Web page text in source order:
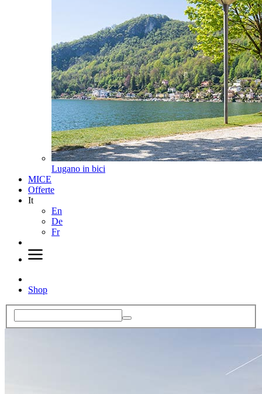
Lugano in bici
MICE
Offerte
It
En
De
Fr
Shop